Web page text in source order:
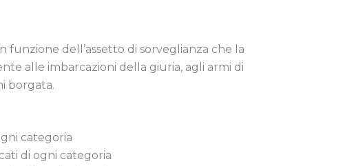
funzione dell’assetto di sorveglianza che la
alle imbarcazioni della giuria, agli armi di
borgata.
categoria
di ogni categoria